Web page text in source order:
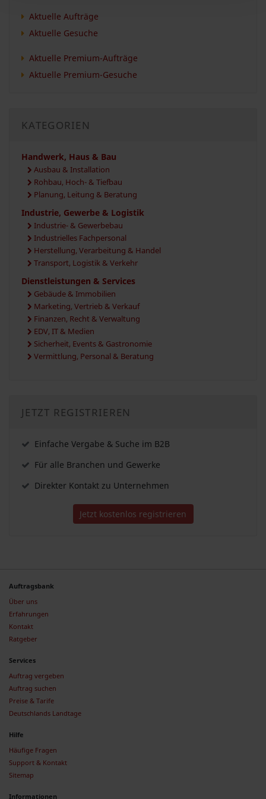
Aktuelle Aufträge
Aktuelle Gesuche
Aktuelle Premium-Aufträge
Aktuelle Premium-Gesuche
KATEGORIEN
Handwerk, Haus & Bau
Ausbau & Installation
Rohbau, Hoch- & Tiefbau
Planung, Leitung & Beratung
Industrie, Gewerbe & Logistik
Industrie- & Gewerbebau
Industrielles Fachpersonal
Herstellung, Verarbeitung & Handel
Transport, Logistik & Verkehr
Dienstleistungen & Services
Gebäude & Immobilien
Marketing, Vertrieb & Verkauf
Finanzen, Recht & Verwaltung
EDV, IT & Medien
Sicherheit, Events & Gastronomie
Vermittlung, Personal & Beratung
JETZT REGISTRIEREN
Einfache Vergabe & Suche im B2B
Für alle Branchen und Gewerke
Direkter Kontakt zu Unternehmen
Jetzt kostenlos registrieren
Auftragsbank
Über uns
Erfahrungen
Kontakt
Ratgeber
Services
Auftrag vergeben
Auftrag suchen
Preise & Tarife
Deutschlands Landtage
Hilfe
Häufige Fragen
Support & Kontakt
Sitemap
Informationen